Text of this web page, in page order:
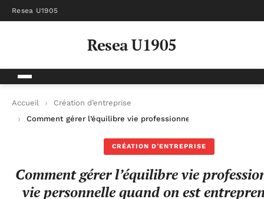
Resea U1905
Resea U1905
Accueil
Création d’entreprise
Comment gérer l’équilibre vie professionnelle-vie
CRÉATION D’ENTREPRISE
Comment gérer l’équilibre vie
vie personnelle quand on est